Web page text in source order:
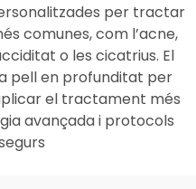
per tractar
comunes, com l’acne,
o les cicatrius. El
pell en profunditat per
el tractament més
avançada i protocols